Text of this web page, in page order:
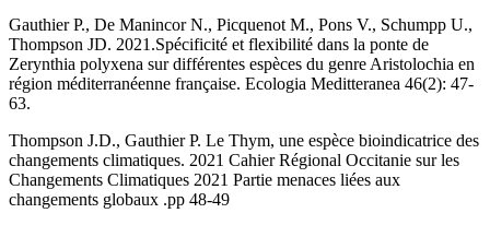
Gauthier P., De Manincor N., Picquenot M., Pons V., Schumpp U.,
Thompson JD. 2021.Spécificité et flexibilité dans la ponte de
Zerynthia polyxena sur différentes espèces du genre Aristolochia en
région méditerranéenne française. Ecologia Meditteranea 46(2): 47-
63.
Thompson J.D., Gauthier P. Le Thym, une espèce bioindicatrice des
changements climatiques. 2021 Cahier Régional Occitanie sur les
Changements Climatiques 2021 Partie menaces liées aux
changements globaux .pp 48-49